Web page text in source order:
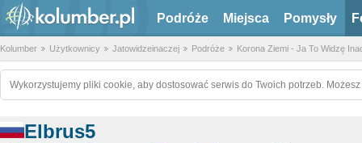
Podróże Miejsca Pomysły
Kolumber Użytkownicy Jatowidzeinaczej Podróże Korona Ziemi - Ja To Widzę
Wykorzystujemy pliki cookie, aby dostosować serwis do Twoich potrzeb.
Elbrus5